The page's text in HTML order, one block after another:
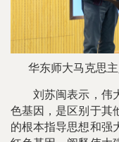
华东师大马克思
刘苏闽表示，伟大
色基因，是区别于其
的根本指导思想和强